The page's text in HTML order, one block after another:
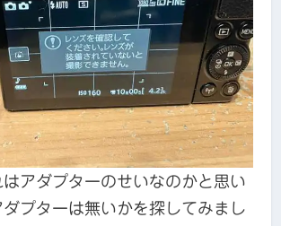
アダプターのせいなのかと思い
プターは無いかを探してみまし